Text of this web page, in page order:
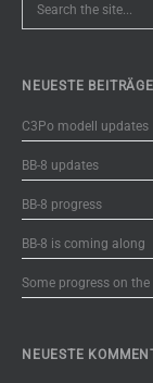
NEUESTE BEITRÄGE
C3Po modell updates
BB-8 updates
BB-8 progress
BB-8 is coming along
Some progress on the
NEUESTE